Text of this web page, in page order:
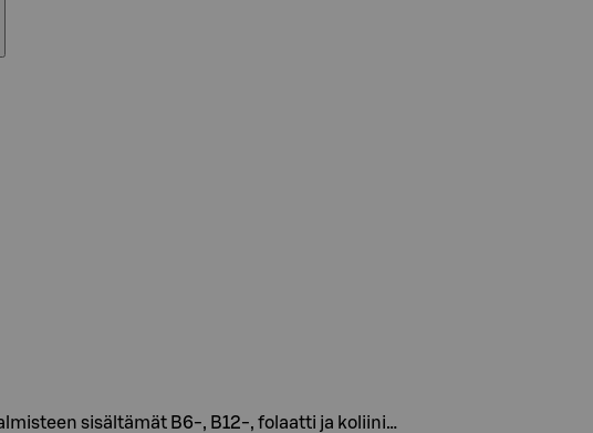
sisältämät B6-, B12-, folaatti ja koliini…